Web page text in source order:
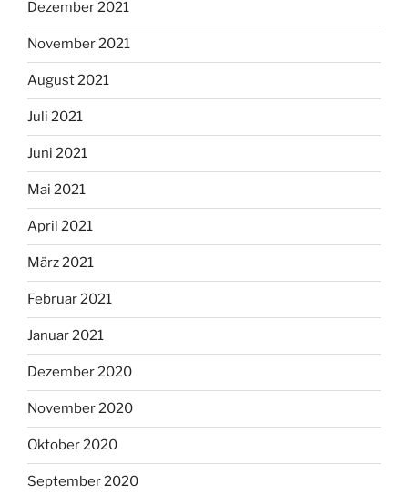
Dezember 2021
November 2021
August 2021
Juli 2021
Juni 2021
Mai 2021
April 2021
März 2021
Februar 2021
Januar 2021
Dezember 2020
November 2020
Oktober 2020
September 2020